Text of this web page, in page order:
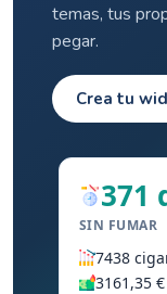
temas, tus
pegar.
Crea tu
371
SIN FUMAR
7438
3161,35